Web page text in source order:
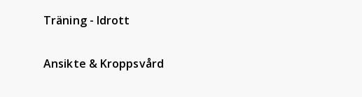
Träning - Idrott
Ansikte & Kroppsvård